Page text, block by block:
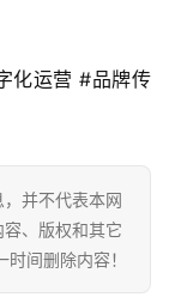
化运营 #品牌传
并不代表本网
、版权和其它
间删除内容！